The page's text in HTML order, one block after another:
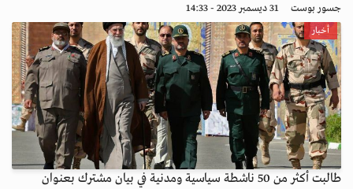
جسور بوست 31 ديسمبر 2023 - 14:33
أخبار
طالبت أكثر من 50 ناشطة سياسية ومدنية في بيان مشترك بعنوان